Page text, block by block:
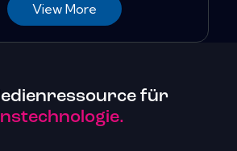
View More
für